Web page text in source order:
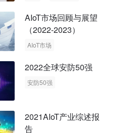
AIoT市场回顾与展望
（2022-2023）
AIoT市场
2022全球安防50强
安防50强
2021AIoT产业综述报
告